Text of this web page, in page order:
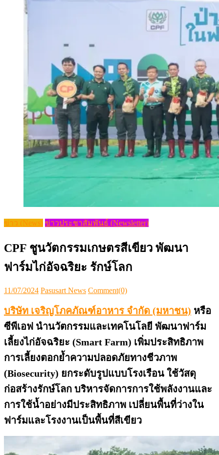
ข่าว (News) ข่าวประชาสัมพันธ์ (Newsletter)
CPF ชูนวัตกรรมเกษตรสีเขียว พัฒนา
ฟาร์มไก่อัจฉริยะ รักษ์โลก
Posted
11/07/2024 Author
Pasusart News Comment(0)
บริษัท เจริญโภคภัณฑ์อาหาร จำกัด (มหาชน) หรือ
ซีพีเอฟ นำนวัตกรรมและเทคโนโลยี พัฒนาฟาร์ม
เลี้ยงไก่อัจฉริยะ (Smart Farm) เพิ่มประสิทธิภาพ
การเลี้ยงตอกย้ำความปลอดภัยทางชีวภาพ
(Biosecurity) ยกระดับรูปแบบโรงเรือน ใช้วัสดุ
ก่อสร้างรักษ์โลก บริหารจัดการการใช้พลังงานและ
การใช้น้ำอย่างมีประสิทธิภาพ เปลี่ยนพื้นที่ว่างใน
ฟาร์มและโรงงานเป็นพื้นที่สีเขียว